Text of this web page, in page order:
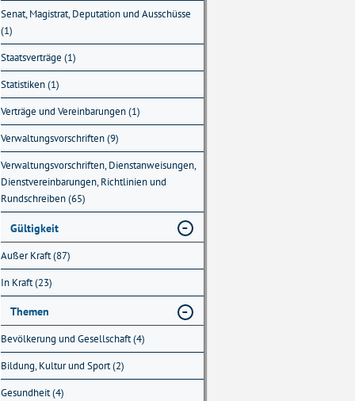
Senat, Magistrat, Deputation und Ausschüsse
(1)
Staatsverträge (1)
Statistiken (1)
Verträge und Vereinbarungen (1)
Verwaltungsvorschriften (9)
Verwaltungsvorschriften, Dienstanweisungen,
Dienstvereinbarungen, Richtlinien und
Rundschreiben (65)
Gültigkeit
Außer Kraft (87)
In Kraft (23)
Themen
Bevölkerung und Gesellschaft (4)
Bildung, Kultur und Sport (2)
Gesundheit (4)